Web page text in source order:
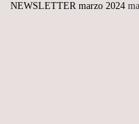
NEWSLETTER marzo 2024